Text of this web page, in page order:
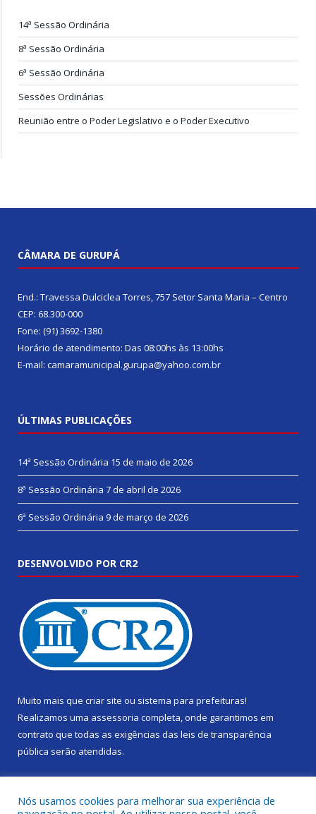
14ª Sessão Ordinária
8ª Sessão Ordinária
6ª Sessão Ordinária
Sessões Ordinárias
Reunião entre o Poder Legislativo e o Poder Executivo
CÂMARA DE GURUPÁ
End.: Travessa Dulciclea Torres, 757 Setor Santa Maria – Centro
CEP: 68.300-000
Fone: (91) 3692-1380
Horário de atendimento: Das 08:00hs às 13:00hs
E-mail: camaramunicipal.gurupa@yahoo.com.br
ÚLTIMAS PUBLICAÇÕES
14ª Sessão Ordinária 15 de maio de 2026
8ª Sessão Ordinária 7 de abril de 2026
6ª Sessão Ordinária 9 de março de 2026
DESENVOLVIDO POR CR2
Muito mais que criar site ou sistema para prefeituras!
Realizamos uma assessoria completa, onde garantimos em
contrato que todas as exigências das leis de transparência
pública serão atendidas.
Nós usamos cookies para melhorar sua experiência de